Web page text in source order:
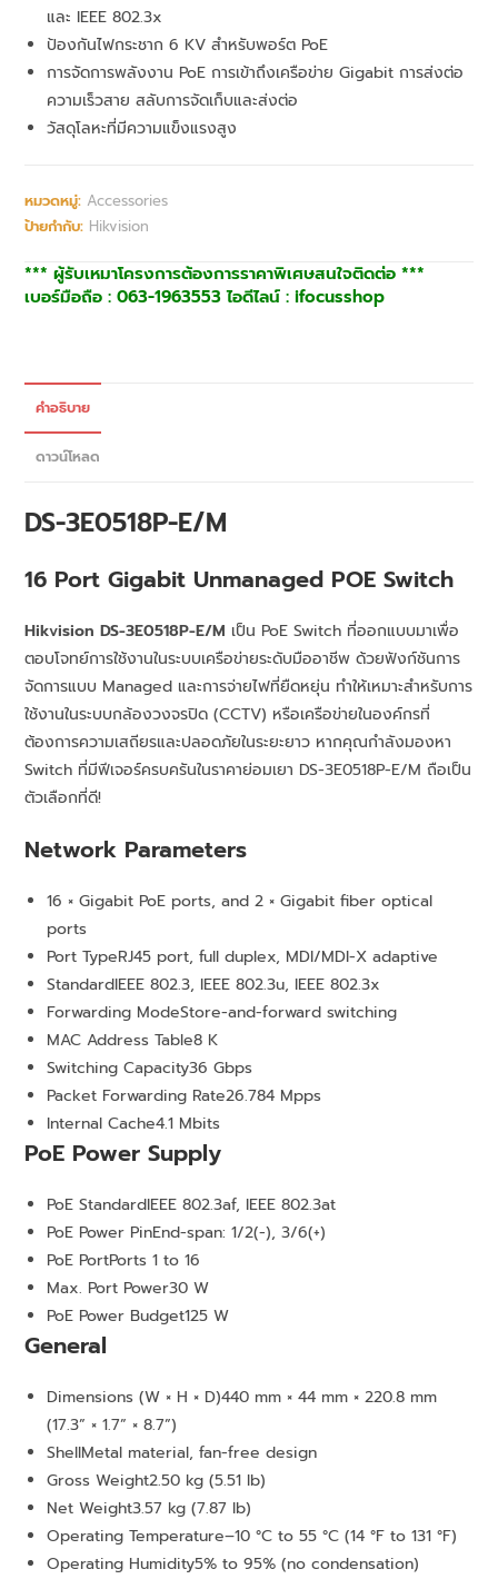
และ IEEE 802.3x
ป้องกันไฟกระชาก 6 KV สำหรับพอร์ต PoE
การจัดการพลังงาน PoE การเข้าถึงเครือข่าย Gigabit การส่งต่อ
ความเร็วสาย สลับการจัดเก็บและส่งต่อ
วัสดุโลหะที่มีความแข็งแรงสูง
หมวดหมู่: Accessories
ป้ายกำกับ: Hikvision
*** ผู้รับเหมาโครงการต้องการราคาพิเศษสนใจติดต่อ ***
เบอร์มือถือ : 063-1963553 ไอดีไลน์ : ifocusshop
คำอธิบาย
ดาวน์โหลด
DS-3E0518P-E/M
16 Port Gigabit Unmanaged POE Switch
Hikvision DS-3E0518P-E/M เป็น PoE Switch ที่ออกแบบมาเพื่อ
ตอบโจทย์การใช้งานในระบบเครือข่ายระดับมืออาชีพ ด้วยฟังก์ชันการ
จัดการแบบ Managed และการจ่ายไฟที่ยืดหยุ่น ทำให้เหมาะสำหรับการ
ใช้งานในระบบกล้องวงจรปิด (CCTV) หรือเครือข่ายในองค์กรที่
ต้องการความเสถียรและปลอดภัยในระยะยาว หากคุณกำลังมองหา
Switch ที่มีฟีเจอร์ครบครันในราคาย่อมเยา DS-3E0518P-E/M ถือเป็น
ตัวเลือกที่ดี!
Network Parameters
16 × Gigabit PoE ports, and 2 × Gigabit fiber optical
ports
Port TypeRJ45 port, full duplex, MDI/MDI-X adaptive
StandardIEEE 802.3, IEEE 802.3u, IEEE 802.3x
Forwarding ModeStore-and-forward switching
MAC Address Table8 K
Switching Capacity36 Gbps
Packet Forwarding Rate26.784 Mpps
Internal Cache4.1 Mbits
PoE Power Supply
PoE StandardIEEE 802.3af, IEEE 802.3at
PoE Power PinEnd-span: 1/2(-), 3/6(+)
PoE PortPorts 1 to 16
Max. Port Power30 W
PoE Power Budget125 W
General
Dimensions (W × H × D)440 mm × 44 mm × 220.8 mm
(17.3” × 1.7” × 8.7”)
ShellMetal material, fan-free design
Gross Weight2.50 kg (5.51 lb)
Net Weight3.57 kg (7.87 lb)
Operating Temperature–10 °C to 55 °C (14 °F to 131 °F)
Operating Humidity5% to 95% (no condensation)